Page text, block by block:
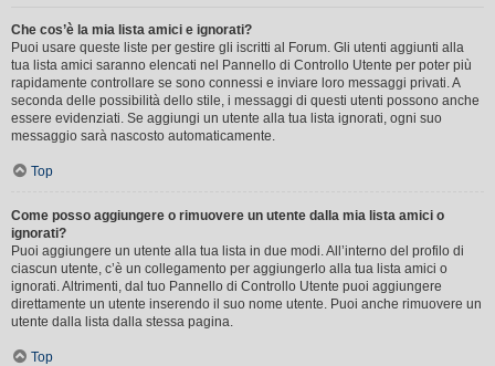
Che cos’è la mia lista amici e ignorati?
Puoi usare queste liste per gestire gli iscritti al Forum. Gli utenti aggiunti alla
tua lista amici saranno elencati nel Pannello di Controllo Utente per poter più
rapidamente controllare se sono connessi e inviare loro messaggi privati. A
seconda delle possibilità dello stile, i messaggi di questi utenti possono anche
essere evidenziati. Se aggiungi un utente alla tua lista ignorati, ogni suo
messaggio sarà nascosto automaticamente.
Top
Come posso aggiungere o rimuovere un utente dalla mia lista amici o
ignorati?
Puoi aggiungere un utente alla tua lista in due modi. All’interno del profilo di
ciascun utente, c’è un collegamento per aggiungerlo alla tua lista amici o
ignorati. Altrimenti, dal tuo Pannello di Controllo Utente puoi aggiungere
direttamente un utente inserendo il suo nome utente. Puoi anche rimuovere un
utente dalla lista dalla stessa pagina.
Top